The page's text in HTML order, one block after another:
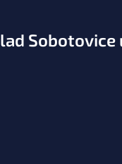
Sobotovice